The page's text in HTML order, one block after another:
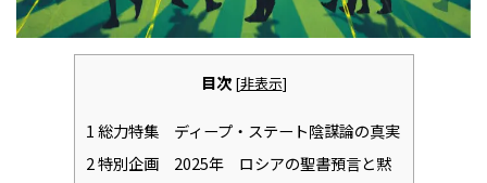
目次 [非表示]
1総力特集 ディープ・ステート陰謀論の真実
2特別企画 2025年 ロシアの聖書預言と黙